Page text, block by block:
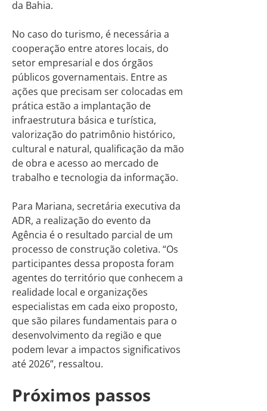
da Bahia.
No caso do turismo, é necessária a
cooperação entre atores locais, do
setor empresarial e dos órgãos
públicos governamentais. Entre as
ações que precisam ser colocadas em
prática estão a implantação de
infraestrutura básica e turística,
valorização do patrimônio histórico,
cultural e natural, qualificação da mão
de obra e acesso ao mercado de
trabalho e tecnologia da informação.
Para Mariana, secretária executiva da
ADR, a realização do evento da
Agência é o resultado parcial de um
processo de construção coletiva. “Os
participantes dessa proposta foram
agentes do território que conhecem a
realidade local e organizações
especialistas em cada eixo proposto,
que são pilares fundamentais para o
desenvolvimento da região e que
podem levar a impactos significativos
até 2026”, ressaltou.
Próximos passos